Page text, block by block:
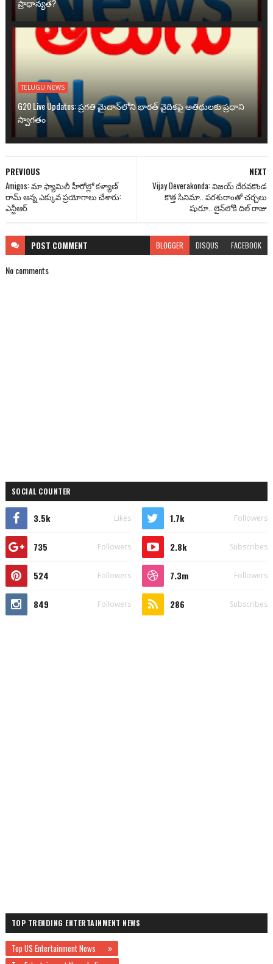
ప్రాధాన్యత?
TELUGU NEWS
G20 Live Updates: ప్రగతి మైదాన్‌లోని భారత్ వైదికపై అతిథులకు ప్రధాని
స్వాగతం
NEXT
Vijay Deverakonda: విజ‌య్ దేర‌వ‌కొండ
కొత్త సినిమా.. ప‌రశురాంతో చర్చలు
షురూ.. లైన్‌లోకి దిల్ రాజు
PREVIOUS
Amigos: మా ఫ్యామిలీ హీరోల్లో కళ్యాణ్‌
రామ్ అన్న ఎక్కువ ప్రయోగాలు చేశారు:
ఎన్టీఆర్
POST COMMENT BLOGGER DISQUS FACEBOOK
No comments
SOCIAL COUNTER
3.5k Likes 1.7k Followers
735 Followers 2.8k Subscribes
524 Followers 7.3m Followers
849 Followers 286 Subscribes
TOP TRENDING ENTERTAINMENT NEWS
Top US Entertainment News